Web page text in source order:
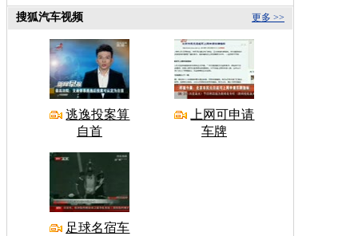
更多 >>
搜狐汽车视频
逃逸投案算
自首
上网可申请
车牌
足球名宿车